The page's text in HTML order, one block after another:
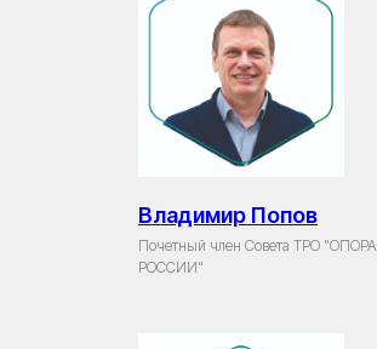
Владимир Попов
Почетный член Совета ТРО "ОПОРА
РОССИИ"